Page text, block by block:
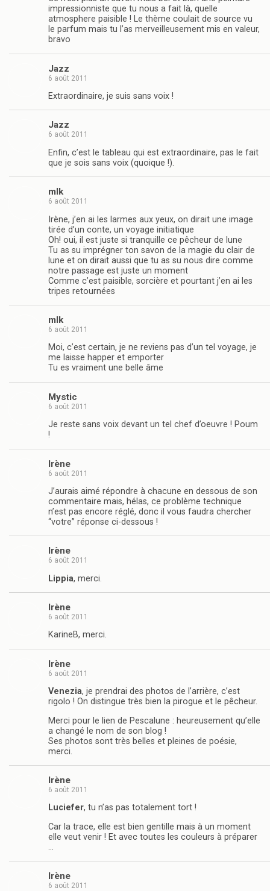
impressionniste que tu nous a fait là, quelle
atmosphere paisible ! Le thème coulait de source vu
le parfum mais tu l’as merveilleusement mis en valeur,
bravo
Jazz
6 août 2011
Extraordinaire, je suis sans voix !
Jazz
6 août 2011
Enfin, c’est le tableau qui est extraordinaire, pas le fait
que je sois sans voix (quoique !).
mlk
6 août 2011
Irène, j’en ai les larmes aux yeux, on dirait une image
tirée d’un conte, un voyage initiatique
Oh! oui, il est juste si tranquille ce pêcheur de lune
Tu as su imprégner ton savon de la magie du clair de
lune et on dirait aussi que tu as su nous dire comme
notre passage est juste un moment
Comme c’est paisible, sorcière et pourtant j’en ai les
tripes retournées
mlk
6 août 2011
Moi, c’est certain, je ne reviens pas d’un tel voyage, je
me laisse happer et emporter
Tu es vraiment une belle âme
Mystic
6 août 2011
Je reste sans voix devant un tel chef d’oeuvre ! Poum
!
Irène
6 août 2011
J’aurais aimé répondre à chacune en dessous de son
commentaire mais, hélas, ce problème technique
n’est pas encore réglé, donc il vous faudra chercher
“votre” réponse ci-dessous !
Irène
6 août 2011
Lippia, merci.
Irène
6 août 2011
KarineB, merci.
Irène
6 août 2011
Venezia, je prendrai des photos de l’arrière, c’est
rigolo ! On distingue très bien la pirogue et le pêcheur.
Merci pour le lien de Pescalune : heureusement qu’elle
a changé le nom de son blog !
Ses photos sont très belles et pleines de poésie,
merci.
Irène
6 août 2011
Luciefer, tu n’as pas totalement tort !
Car la trace, elle est bien gentille mais à un moment
elle veut venir ! Et avec toutes les couleurs à préparer
…
Irène
6 août 2011